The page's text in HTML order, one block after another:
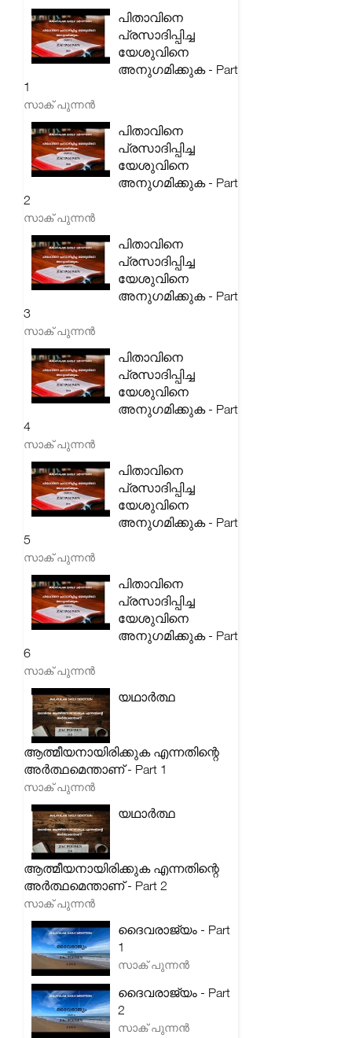
പിതാവിനെ
പ്രസാദിപ്പിച്ച
യേശുവിനെ
അനുഗമിക്കുക - Part
1
സാക് പുന്നൻ
പിതാവിനെ
പ്രസാദിപ്പിച്ച
യേശുവിനെ
അനുഗമിക്കുക - Part
2
സാക് പുന്നൻ
പിതാവിനെ
പ്രസാദിപ്പിച്ച
യേശുവിനെ
അനുഗമിക്കുക - Part
3
സാക് പുന്നൻ
പിതാവിനെ
പ്രസാദിപ്പിച്ച
യേശുവിനെ
അനുഗമിക്കുക - Part
4
സാക് പുന്നൻ
പിതാവിനെ
പ്രസാദിപ്പിച്ച
യേശുവിനെ
അനുഗമിക്കുക - Part
5
സാക് പുന്നൻ
പിതാവിനെ
പ്രസാദിപ്പിച്ച
യേശുവിനെ
അനുഗമിക്കുക - Part
6
സാക് പുന്നൻ
യഥാർത്ഥ
ആത്മീയനായിരിക്കുക എന്നതിന്റെ
അർത്ഥമെന്താണ് - Part 1
സാക് പുന്നൻ
യഥാർത്ഥ
ആത്മീയനായിരിക്കുക എന്നതിന്റെ
അർത്ഥമെന്താണ് - Part 2
സാക് പുന്നൻ
ദൈവരാജ്യം - Part
1
സാക് പുന്നൻ
ദൈവരാജ്യം - Part
2
സാക് പുന്നൻ